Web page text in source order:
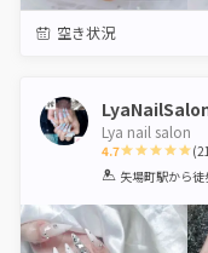
空き状況
Lya nail salon
4.7
1 2 3 4 5
(
矢場町駅から